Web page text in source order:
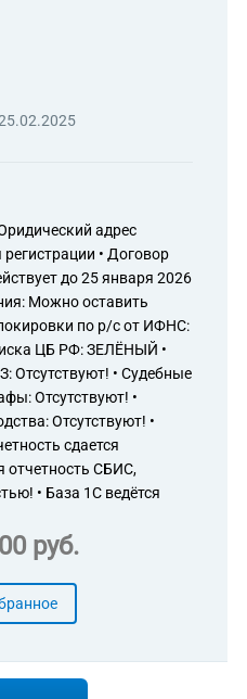
адрес
• Договор
до 25 января 2026
Можно оставить
по р/с от ИФНС:
ЦБ РФ: ЗЕЛЁНЫЙ •
Отсутствуют! • Судебные
Отсутствуют! •
Отсутствуют! •
сдается
отчетность СБИС,
• База 1С ведётся
руб.